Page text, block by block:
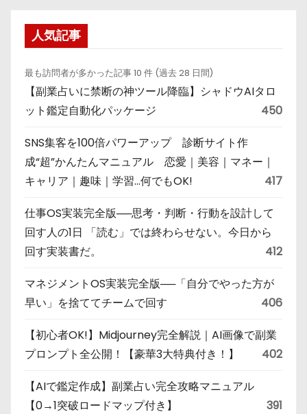
人気記事
最も訪問者が多かった記事 10 件 (過去 28 日間)
【副業占いに禁断の神ツール降臨】シャドウAIタロ
ット鑑定自動化パッケージ
450
SNS集客を100倍パワーアップ 診断サイト作
成“超”かんたんマニュアル 恋愛｜美容｜マネー｜
キャリア｜趣味｜学習…何でもOK!
417
仕事OS実装完全版──思考・判断・行動を設計して
回す人の1日 「読む」では終わらせない。今日から
回す実装書だ。
412
マネジメントOS実装完全版──「自分でやった方が
早い」を捨ててチームで回す
406
【初心者OK!】Midjourney完全解説｜AI画像で副業
プロンプト全公開！【豪華3大特典付き！】
402
【AIで鑑定作成】副業占い完全攻略マニュアル
【0→1突破ロードマップ付き】
391